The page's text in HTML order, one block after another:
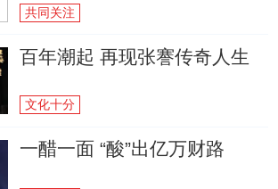
共同关注
百年潮起 再现张謇传奇人生
文化十分
一醋一面 “酸”出亿万财路